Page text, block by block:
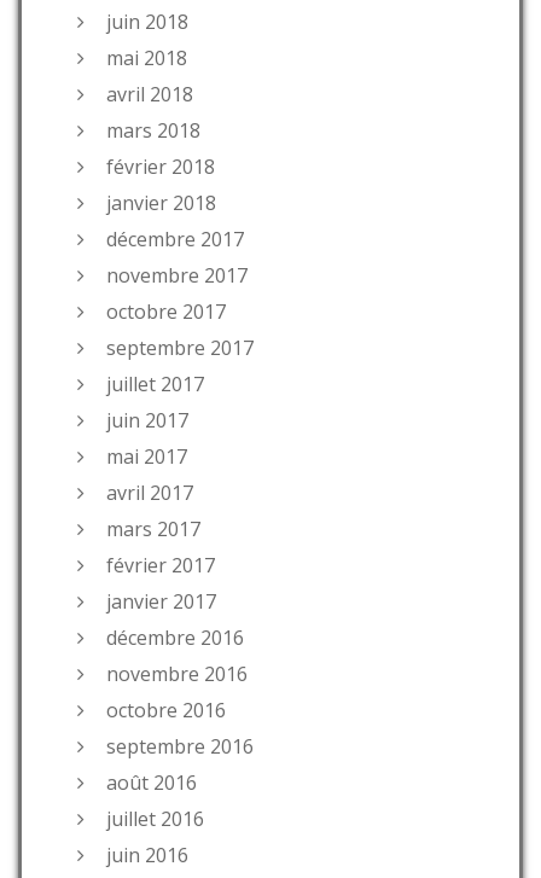
juin 2018
mai 2018
avril 2018
mars 2018
février 2018
janvier 2018
décembre 2017
novembre 2017
octobre 2017
septembre 2017
juillet 2017
juin 2017
mai 2017
avril 2017
mars 2017
février 2017
janvier 2017
décembre 2016
novembre 2016
octobre 2016
septembre 2016
août 2016
juillet 2016
juin 2016